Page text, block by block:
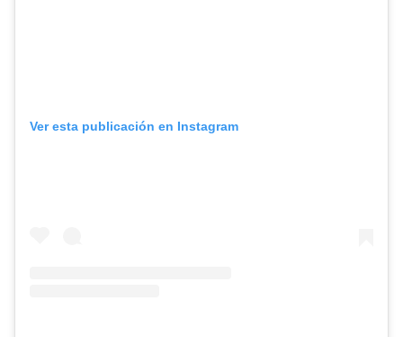
Ver esta publicación en Instagram